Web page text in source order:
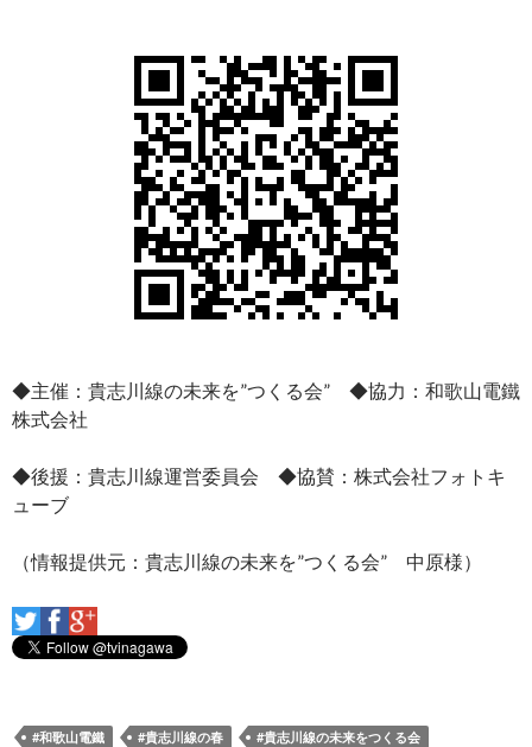
◆主催：貴志川線の未来を”つくる会” ◆協力：和歌山電鐵
株式会社
◆後援：貴志川線運営委員会 ◆協賛：株式会社フォトキ
ューブ
（情報提供元：貴志川線の未来を”つくる会” 中原様）
#和歌山電鐵 #貴志川線の春
#貴志川線の未来をつくる会